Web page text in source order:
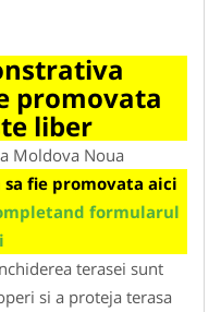
promovata
liber
Moldova Noua
fie promovata aici
formularul
terasei sunt
si a proteja terasa